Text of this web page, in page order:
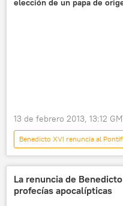
elección de un papa de
13 de febrero 2013, 13:12
Benedicto XVI renuncia al
noticias
La renuncia de
profecías apocalípticas